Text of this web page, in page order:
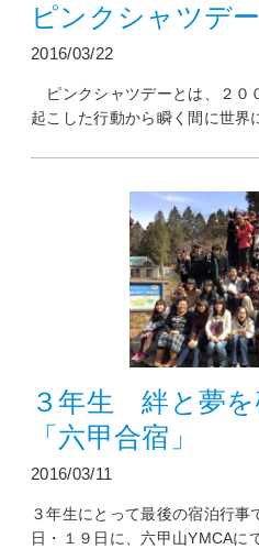
ピンクシャツデ
2016/03/22
ピンクシャツデーとは、２０
起こした行動から瞬く間に世界
３年生 絆と夢を
「六甲合宿」
2016/03/11
３年生にとって最後の宿泊行事
日・１９日に、六甲山YMCAに